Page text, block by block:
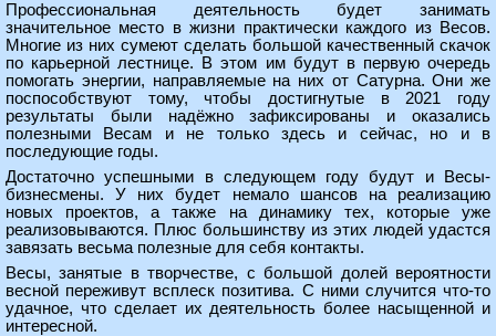
Профессиональная деятельность будет занимать
значительное место в жизни практически каждого из Весов.
Многие из них сумеют сделать большой качественный скачок
по карьерной лестнице. В этом им будут в первую очередь
помогать энергии, направляемые на них от Сатурна. Они же
поспособствуют тому, чтобы достигнутые в 2021 году
результаты были надёжно зафиксированы и оказались
полезными Весам и не только здесь и сейчас, но и в
последующие годы.
Достаточно успешными в следующем году будут и Весы-
бизнесмены. У них будет немало шансов на реализацию
новых проектов, а также на динамику тех, которые уже
реализовываются. Плюс большинству из этих людей удастся
завязать весьма полезные для себя контакты.
Весы, занятые в творчестве, с большой долей вероятности
весной переживут всплеск позитива. С ними случится что-то
удачное, что сделает их деятельность более насыщенной и
интересной.